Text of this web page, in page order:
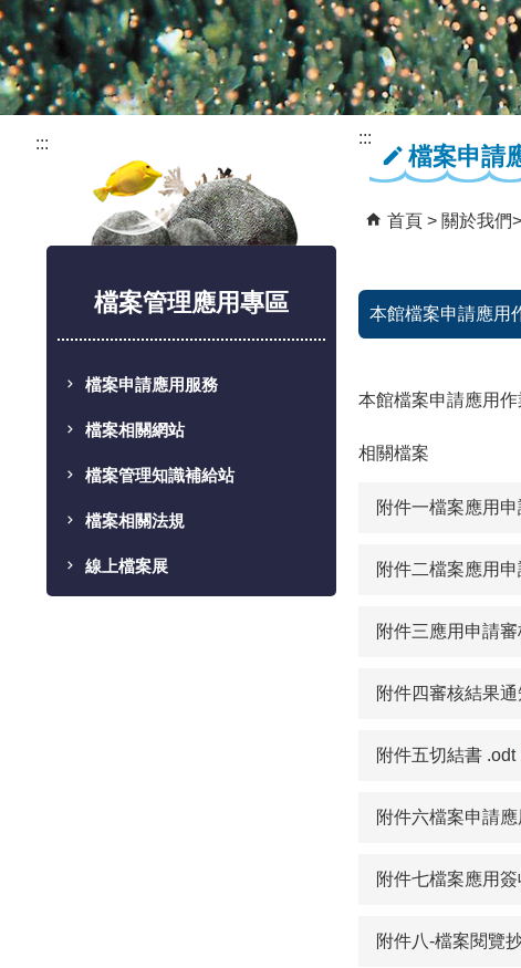
:::
檔案管理應用專區
檔案申請應用服務
檔案相關網站
檔案管理知識補給站
檔案相關法規
線上檔案展
:::
檔案申請
首頁 關於我們
本館檔案申請應用
本館檔案申請應用
相關檔案
附件一檔案應用
附件二檔案應用
附件三應用申請
附件四審核結果
附件五切結書 .odt
附件六檔案申請
附件七檔案應用
附件八-檔案閱覽